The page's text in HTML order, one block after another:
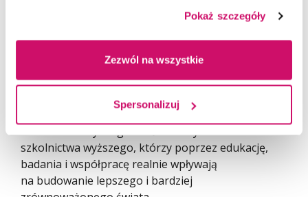
Pokaż szczegóły
Zezwól na wszystkie
Spersonalizuj
na rzecz lokalnych i globalnych społeczności.
Akademia WSB skutecznie łączy nowoczesne
podejście do edukacji z odpowiedzialnością za
przyszłość społeczeństwa i środowiska. Wyniki THE
Sustainability Impact Ratings 2026 potwierdzają, że
szkolnictwa wyższego, którzy poprzez edukację,
badania i współpracę realnie wpływają
na budowanie lepszego i bardziej